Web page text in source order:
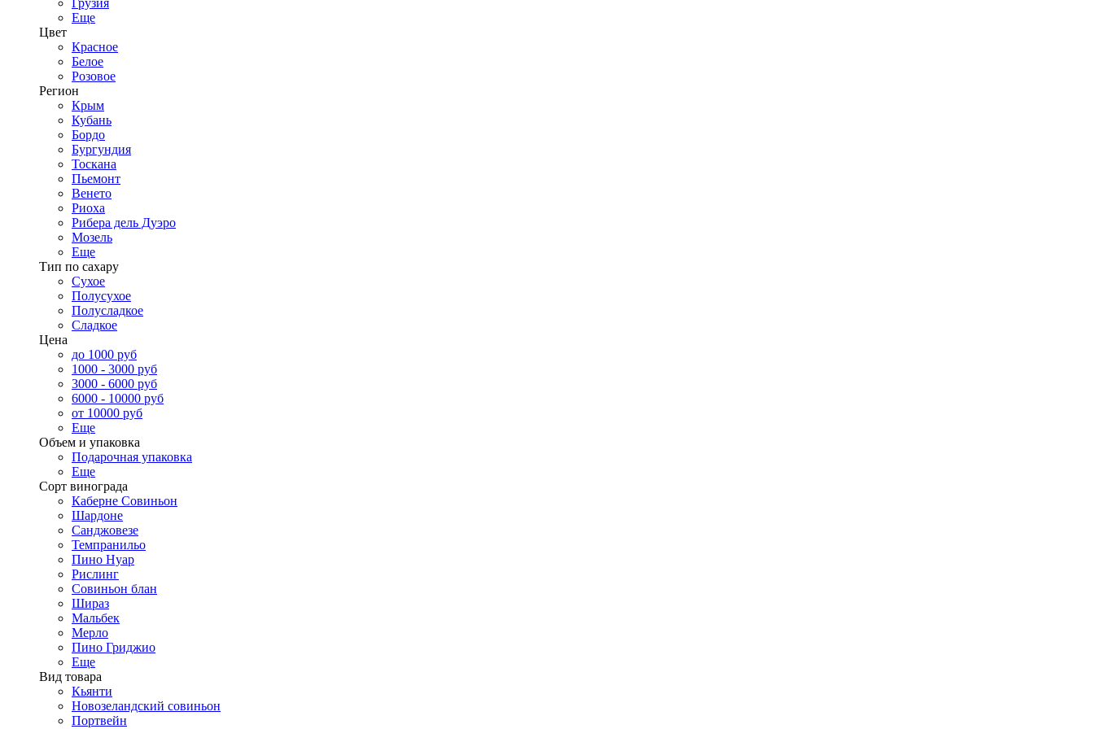
Грузия
Еще
Цвет
Красное
Белое
Розовое
Регион
Крым
Кубань
Бордо
Бургундия
Тоскана
Пьемонт
Венето
Риоха
Рибера дель Дуэро
Мозель
Еще
Тип по сахару
Сухое
Полусухое
Полусладкое
Сладкое
Цена
до 1000 руб
1000 - 3000 руб
3000 - 6000 руб
6000 - 10000 руб
от 10000 руб
Еще
Объем и упаковка
Подарочная упаковка
Еще
Сорт винограда
Каберне Совиньон
Шардоне
Санджовезе
Темпранильо
Пино Нуар
Рислинг
Совиньон блан
Шираз
Мальбек
Мерло
Пино Гриджио
Еще
Вид товара
Кьянти
Новозеландский совиньон
Портвейн